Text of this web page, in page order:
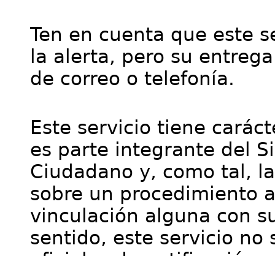
Ten en cuenta que este
la alerta, pero su
de correo o telefonía.
Este servicio tiene
es parte integrante del
Ciudadano y, como tal,
sobre un procedimiento
vinculación alguna con
sentido, este servicio no